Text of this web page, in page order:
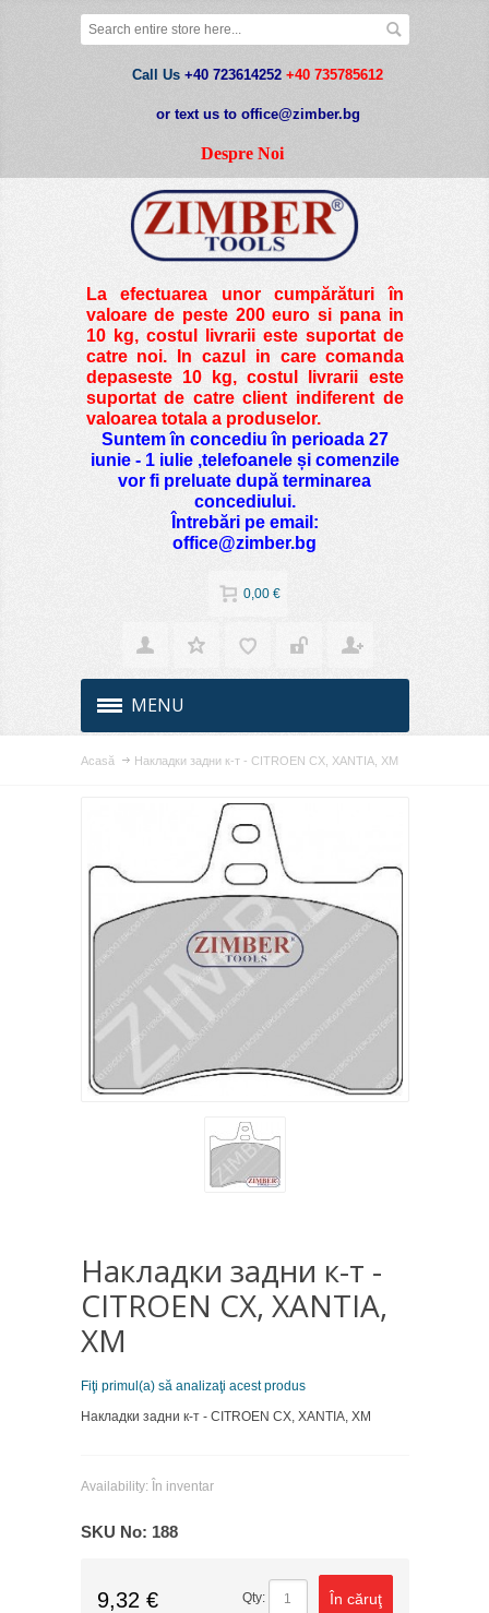
Call Us +40 723614252 +40 735785612
or text us to office@zimber.bg
Despre Noi
La efectuarea unor cumpărături în
valoare de peste200 euro si pana in
10 kg, costul livrarii este suportat de
catre noi. In cazul in care comanda
depaseste 10 kg, costul livrarii este
suportat de catre client indiferent de
valoarea totala a produselor.
Suntem în concediu în perioada 27
iunie - 1 iulie ,telefoanele și comenzile
vor fi preluate după terminarea
concediului.
Întrebări pe email:
office@zimber.bg
0,00 €
MENU
Acasă Накладки задни к-т - CITROEN CX, XANTIA, XM
Накладки задни к-т -
CITROEN CX, XANTIA,
XM
Fiţi primul(a) să analizaţi acest produs
Накладки задни к-т - CITROEN CX, XANTIA, XM
Availability: În inventar
SKU No: 188
9,32 € Qty: În căruţ